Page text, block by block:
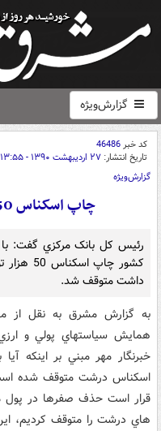
گزارش‌ویژه
کد خبر46486
تاریخ انتشار: ۲۷ اردیبهشت ۱۳۹۰ - ۱۳:۵۵
گزارش‌ویژه
چاپ اسکناس 50 هزار توماني منتفي شد
رئيس کل بانک مرکزي گفت: با
کشور
داشت متوقف شد.
به گزارش مشرق به نقل از
همايش سياستهاي پولي و
خبرنگار مهر مبني بر اينکه
اسکناس درشت متوقف شده
قرار است حذف صفرها در پول
هاي درشت را متوقف کرديم،